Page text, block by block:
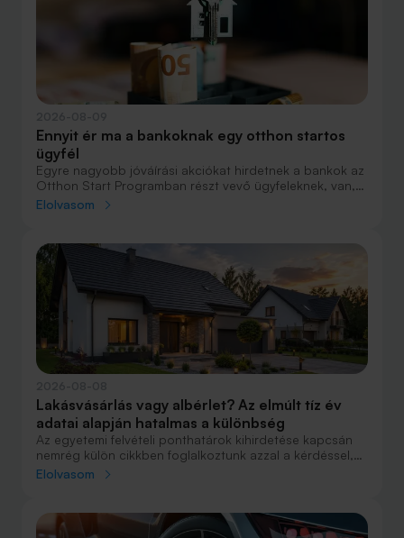
Ennyit ér ma a bankoknak egy otthon startos
ügyfél
Egyre nagyobb jóváírási akciókat hirdetnek a bankok az
Otthon Start Programban részt vevő ügyfeleknek, van,
ahol összesen akár félmillió forint jóváírást is össze lehet
nagyobb jóváírásért?
Elolvasom
Lakásvásárlás vagy albérlet? Az elmúlt tíz év
adatai alapján hatalmas a különbség
Az egyetemi felvételi ponthatárok kihirdetése kapcsán
nemrég külön cikkben foglalkoztunk azzal a kérdéssel,
hogy lakást venni vagy vásárolni éri meg jobban. Előző
csak teheti, annak mindenképpen megéri a
lakásvásárlás. De mi a helyzet akkor, ha inkább a
Elolvasom